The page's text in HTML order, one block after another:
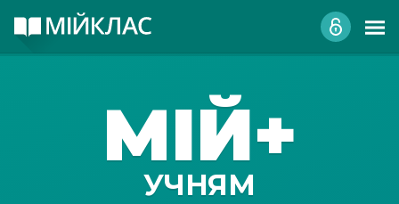
МІЙ+
УЧНЯМ